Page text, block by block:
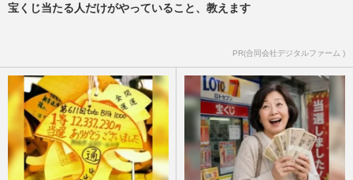
宝くじ当たる人だけがやっていること、教えます
PR(合同会社デジタルファーム )